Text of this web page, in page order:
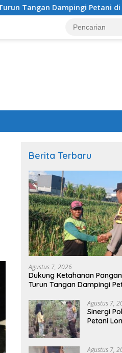
Petani di Desa Karang
Berita Terbaru
Agustus 7, 2026
Dukung Ketahanan
Turun Tangan Dampingi
Agustus 7,
Sinergi
Petani
Agustus 7,